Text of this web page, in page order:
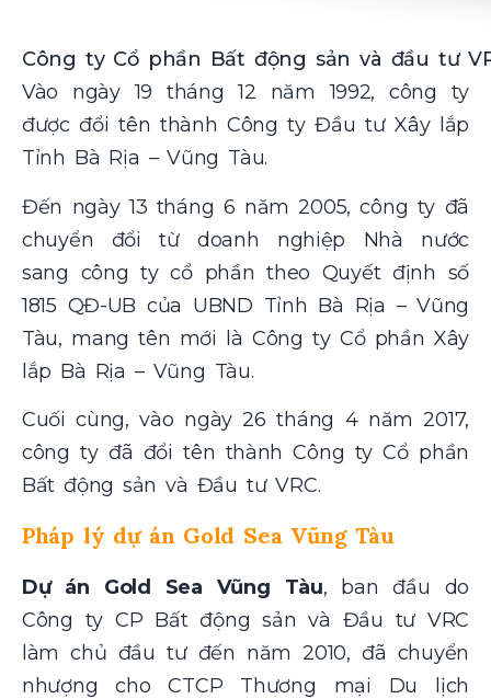
Công ty Cổ phần Bất động sản và đầu tư
Vào ngày 19 tháng 12 năm 1992, công ty
được đổi tên thành Công ty Đầu tư Xây lắp
Tỉnh Bà Rịa – Vũng Tàu.
Đến ngày 13 tháng 6 năm 2005, công ty đã
chuyển đổi từ doanh nghiệp Nhà nước
sang công ty cổ phần theo Quyết định số
1815 QĐ-UB của UBND Tỉnh Bà Rịa – Vũng
Tàu, mang tên mới là Công ty Cổ phần Xây
lắp Bà Rịa – Vũng Tàu.
Cuối cùng, vào ngày 26 tháng 4 năm 2017,
công ty đã đổi tên thành Công ty Cổ phần
Bất động sản và Đầu tư VRC.
Pháp lý dự án Gold Sea Vũng Tàu
Dự án Gold Sea Vũng Tàu, ban đầu do
Công ty CP Bất động sản và Đầu tư VRC
làm chủ đầu tư đến năm 2010, đã chuyển
nhượng cho CTCP Thương mại Du lịch